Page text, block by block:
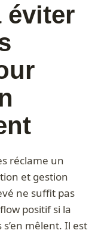
éviter
réclame un
et gestion
ne suffit pas
positif si la
mêlent. Il est